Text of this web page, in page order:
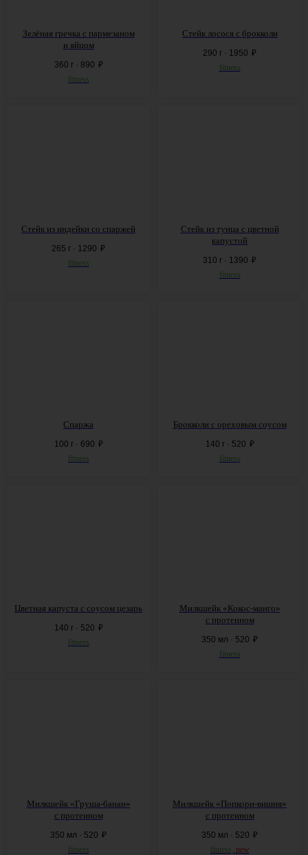
Зелёная гречка с пармезаном
и яйцом
360 г · 890 ₽
fitness
Стейк лосося с брокколи
290 г · 1950 ₽
fitness
Стейк из индейки со спаржей
265 г · 1290 ₽
fitness
Стейк из тунца с цветной
капустой
310 г · 1390 ₽
fitness
Спаржа
100 г · 690 ₽
fitness
Брокколи с ореховым соусом
140 г · 520 ₽
fitness
Цветная капуста с соусом цезарь
140 г · 520 ₽
fitness
Милкшейк «Кокос-манго»
с протеином
350 мл · 520 ₽
fitness
Милкшейк «Груша-банан»
с протеином
350 мл · 520 ₽
fitness
Милкшейк «Попкорн-вишня»
с протеином
350 мл · 520 ₽
fitness, new